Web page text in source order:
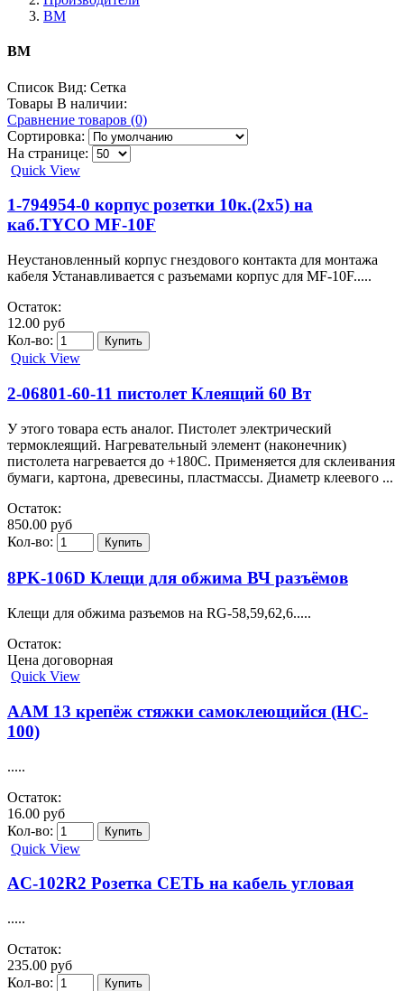
BM
BM
Список Вид: Сетка
Товары В наличии:
Сравнение товаров (0)
Сортировка:
На странице:
Quick View
1-794954-0 корпус розетки 10к.(2х5) на
каб.TYCO MF-10F
Неустановленный корпус гнездового контакта для монтажа
кабеля Устанавливается с разъемами корпус для MF-10F.....
Остаток:
12.00 руб
Кол-во:
Quick View
2-06801-60-11 пистолет Клеящий 60 Вт
У этого товара есть аналог. Пистолет электрический
термоклеящий. Нагревательный элемент (наконечник)
пистолета нагревается до +180С. Применяется для склеивания
бумаги, картона, древесины, пластмассы. Диаметр клеевого ...
Остаток:
850.00 руб
Кол-во:
8PK-106D Клещи для обжима ВЧ разъёмов
Клещи для обжима разъемов на RG-58,59,62,6.....
Остаток:
Цена договорная
Quick View
AAM 13 крепёж стяжки самоклеющийся (HC-
100)
.....
Остаток:
16.00 руб
Кол-во:
Quick View
AC-102R2 Розетка СЕТЬ на кабель угловая
.....
Остаток:
235.00 руб
Кол-во: